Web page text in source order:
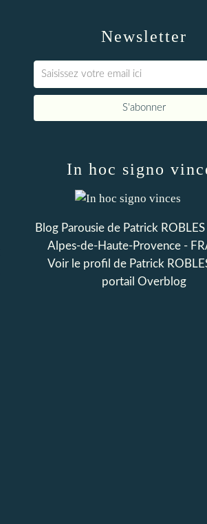
Newsletter
In hoc signo
Blog Parousie de Patrick ROBLES
Alpes-de-Haute-Provence -
Voir le profil de Patrick
portail Overblog